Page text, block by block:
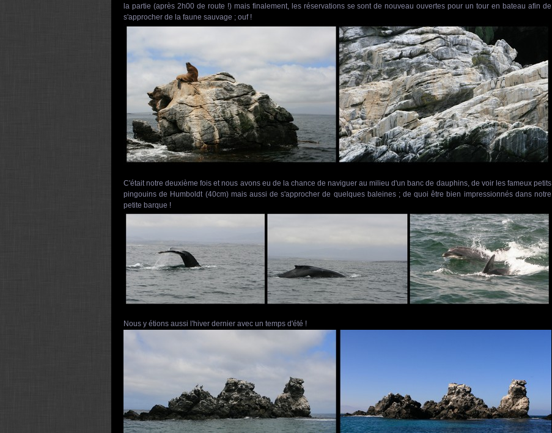
la partie (après 2h00 de route !) mais finalement, les réservations se sont de nouveau ouvertes pour un tour en bateau afin de
s'approcher de la faune sauvage ; ouf !
C'était notre deuxième fois et nous avons eu de la chance de naviguer au milieu d'un banc de dauphins, de voir les fameux petits
pingouins de Humboldt (40cm) mais aussi de s'approcher de quelques baleines ; de quoi être bien impressionnés dans notre
petite barque !
Nous y étions aussi l'hiver dernier avec un temps d'été !